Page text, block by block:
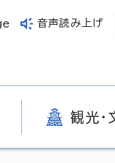
音声読み上げ
観光・